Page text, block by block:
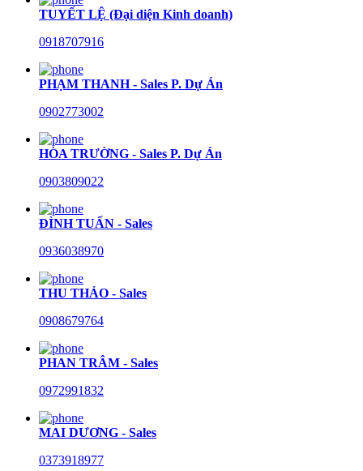
TUYẾT LỆ (Đại diện Kinh doanh)
0918707916
PHẠM THANH - Sales P. Dự Án
0902773002
HÒA TRƯỜNG - Sales P. Dự Án
0903809022
ĐÌNH TUẤN - Sales
0936038970
THU THẢO - Sales
0908679764
PHAN TRÂM - Sales
0972991832
MAI DƯƠNG - Sales
0373918977